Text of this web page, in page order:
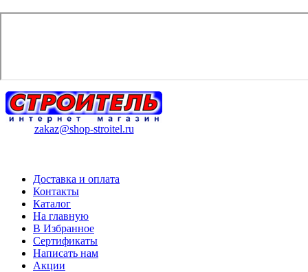
zakaz@shop-stroitel.ru
Доставка и оплата
Контакты
Каталог
На главную
В Избранное
Сертификаты
Написать нам
Акции